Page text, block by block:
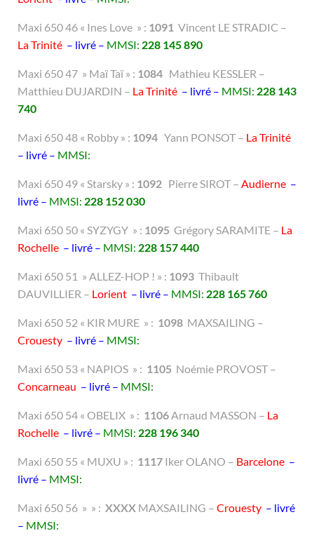
Maxi 650 46 « Ines Love » : 1091 Vincent LE STRADIC –
La Trinité – livré – MMSI: 228 145 890
Maxi 650 47 » Maï Taï » : 1084 Mathieu KESSLER –
Matthieu DUJARDIN – La Trinité – livré – MMSI: 228 143
740
Maxi 650 48 « Robby » : 1094 Yann PONSOT – La Trinité
– livré – MMSI:
Maxi 650 49 « Starsky » : 1092 Pierre SIROT – Audierne –
livré – MMSI: 228 152 030
Maxi 650 50 « SYZYGY » : 1095 Grégory SARAMITE – La
Rochelle – livré – MMSI: 228 157 440
Maxi 650 51 » ALLEZ-HOP ! » : 1093 Thibault
DAUVILLIER – Lorient – livré – MMSI: 228 165 760
Maxi 650 52 « KIR MURE » : 1098 MAXSAILING –
Crouesty – livré – MMSI:
Maxi 650 53 « NAPIOS » : 1105 Noémie PROVOST –
Concarneau – livré – MMSI:
Maxi 650 54 « OBELIX » : 1106Arnaud MASSON – La
Rochelle – livré – MMSI: 228 196 340
Maxi 650 55 « MUXU » : 1117 Iker OLANO – Barcelone –
livré – MMSI:
Maxi 650 56 » » : XXXX MAXSAILING – Crouesty – livré
– MMSI: